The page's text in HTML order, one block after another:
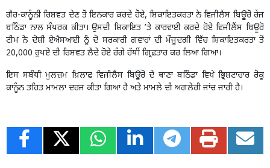
ਗੈਰ-ਕਾਨੂੰਨੀ ਰਿਸ਼ਵਤ ਦੇਣ ਤੋਂ ਇਨਕਾਰ ਕਰਦੇ ਹੋਏ, ਸ਼ਿਕਾਇਤਕਰਤਾ ਨੇ ਵਿਜੀਲੈਂਸ ਬਿਊਰੋ ਰੇਂਜ
ਬਠਿੰਡਾ ਨਾਲ ਸੰਪਰਕ ਕੀਤਾ। ਉਸਦੀ ਸ਼ਿਕਾਇਤ ’ਤੇ ਕਾਰਵਾਈ ਕਰਦੇ ਹੋਏ ਵਿਜੀਲੈਂਸ ਬਿਊਰੋ
ਟੀਮ ਨੇ ਦੋਸ਼ੀ ਏਐਸਆਈ ਨੂੰ ਦੋ ਸਰਕਾਰੀ ਗਵਾਹਾਂ ਦੀ ਮੌਜੂਦਗੀ ਵਿੱਚ ਸ਼ਿਕਾਇਤਕਰਤਾ ਤੋਂ
20,000 ਰੁਪਏ ਦੀ ਰਿਸ਼ਵਤ ਲੈਂਦੇ ਹੋਏ ਰੰਗੇ ਹੱਥੀਂ ਗ੍ਰਿਫ਼ਤਾਰ ਕਰ ਲਿਆ ਗਿਆ।
ਇਸ ਸਬੰਧੀ ਮੁਲਜ਼ਮ ਖ਼ਿਲਾਫ਼ ਵਿਜੀਲੈਂਸ ਬਿਊਰੋ ਦੇ ਥਾਣਾ ਬਠਿੰਡਾ ਵਿਖੇ ਭ੍ਰਿਸ਼ਟਾਚਾਰ ਰੋਕੂ
ਕਾਨੂੰਨ ਤਹਿਤ ਮਾਮਲਾ ਦਰਜ ਕੀਤਾ ਗਿਆ ਹੈ ਅਤੇ ਮਾਮਲੇ ਦੀ ਅਗਲੇਰੀ ਜਾਂਚ ਜਾਰੀ ਹੈ।